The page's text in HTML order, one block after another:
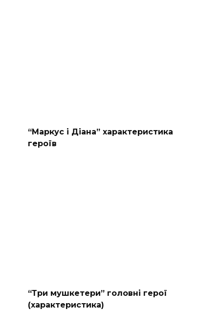
“Маркус і Діана” характеристика
героїв
“Три мушкетери” головні герої
(характеристика)